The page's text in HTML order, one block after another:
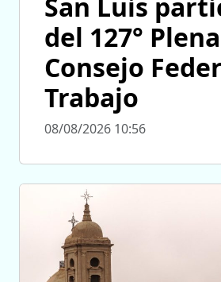
San Luis
del 127°
Consejo
Trabajo
08/08/2026 10:56